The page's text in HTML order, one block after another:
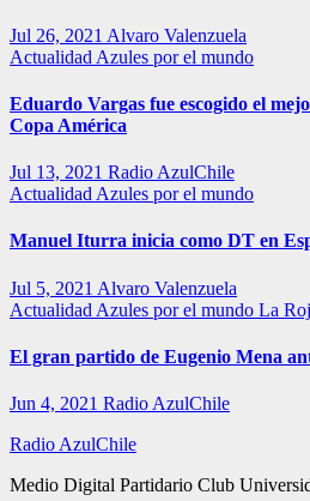
Jul 26, 2021 Alvaro Valenzuela
Actualidad Azules por el mundo
Eduardo Vargas fue escogido el
Copa América
Jul 13, 2021 Radio AzulChile
Actualidad Azules por el mundo
Manuel Iturra inicia como DT en
Jul 5, 2021 Alvaro Valenzuela
Actualidad Azules por el mundo La
El gran partido de Eugenio Mena
Jun 4, 2021 Radio AzulChile
Radio AzulChile
Medio Digital Partidario Club